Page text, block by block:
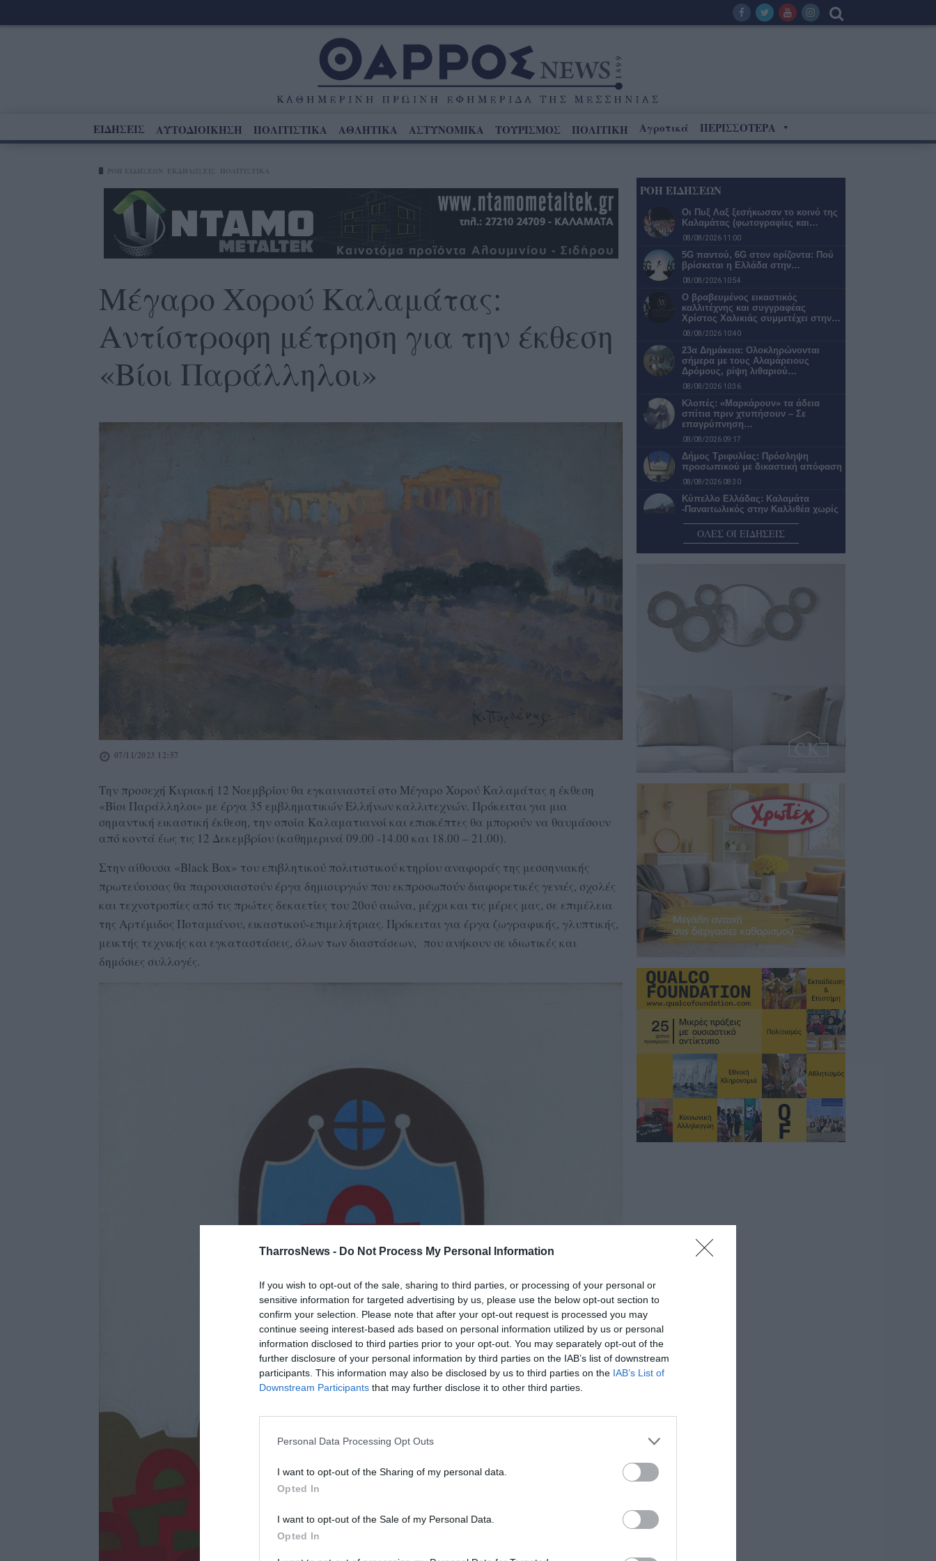
TharrosNews - Do Not Process My Personal Information
If you wish to opt-out of the sale, sharing to third parties, or processing of your personal or
sensitive information for targeted advertising by us, please use the below opt-out section to
confirm your selection. Please note that after your opt-out request is processed you may
continue seeing interest-based ads based on personal information utilized by us or personal
information disclosed to third parties prior to your opt-out. You may separately opt-out of the
further disclosure of your personal information by third parties on the IAB’s list of downstream
participants. This information may also be disclosed by us to third parties on the IAB’s List of
Downstream Participants that may further disclose it to other third parties.
Personal Data Processing Opt Outs
I want to opt-out of the Sharing of my personal data.
Opted In
I want to opt-out of the Sale of my Personal Data.
Opted In
ΕΙΔΗΣΕΙΣ ΑΥΤΟΔΙΟΙΚΗΣΗ ΠΟΛΙΤΙΣΤΙΚΑ ΑΘΛΗΤΙΚΑ ΑΣΤΥΝΟΜΙΚΑ ΤΟΥΡΙΣΜΟΣ ΠΟΛΙΤΙΚΗ Αγροτικά ΠΕΡΙΣΣΟΤΕΡΑ
Μέγαρο Χορού Καλαμάτας:
Αντίστροφη μέτρηση για την έκθεση
«Βίοι Παράλληλοι»
07/11/2023 12:57
Την προσεχή Κυριακή 12 Νοεμβρίου θα εγκαινιαστεί στο Μέγαρο Χορού Καλαμάτας η έκθεση
«Βίοι Παράλληλοι» με έργα 35 εμβληματικών Ελλήνων καλλιτεχνών. Πρόκειται για μια
σημαντική εικαστική έκθεση, την οποία Καλαματιανοί και επισκέπτες θα μπορούν να θαυμάσουν
από κοντά έως τις 12 Δεκεμβρίου (καθημερινά 09.00 -14.00 και 18.00 – 21.00).
Στην αίθουσα «Black Box» του επιβλητικού πολιτιστικού κτηρίου αναφοράς της μεσσηνιακής
πρωτεύουσας θα παρουσιαστούν έργα δημιουργών που εκπροσωπούν διαφορετικές γενιές, σχολές
και τεχνοτροπίες από τις πρώτες δεκαετίες του 20ού αιώνα, μέχρι και τις μέρες μας, σε επιμέλεια
της Αρτέμιδος Ποταμιάνου, εικαστικού-επιμελήτριας. Πρόκειται για έργα ζωγραφικής, γλυπτικής,
μεικτής τεχνικής και εγκαταστάσεις, όλων των διαστάσεων, που ανήκουν σε ιδιωτικές και
δημόσιες συλλογές.
ΡΟΗ ΕΙΔΗΣΕΩΝ
Οι Πυξ Λαξ ξεσήκωσαν το κοινό της
Καλαμάτας (φωτογραφίες και…
08/08/2026 11:00
5G παντού, 6G στον ορίζοντα: Πού
βρίσκεται η Ελλάδα στην…
08/08/2026 10:54
Ο βραβευμένος εικαστικός
καλλιτέχνης και συγγραφέας
Χρίστος Χαλικιάς συμμετέχει στην…
08/08/2026 10:40
23α Δημάκεια: Ολοκληρώνονται
σήμερα με τους Αλαμάρειους
Δρόμους, ρίψη λιθαριού…
08/08/2026 10:36
Κλοπές: «Μαρκάρουν» τα άδεια
σπίτια πριν χτυπήσουν – Σε
επαγρύπνηση…
08/08/2026 09:17
Δήμος Τριφυλίας: Πρόσληψη
προσωπικού με δικαστική απόφαση
08/08/2026 08:30
Κύπελλο Ελλάδας: Καλαμάτα
-Παναιτωλικός στην Καλλιθέα χωρίς
08/08/2026 08:15
Ο καιρός σήμερα Σάββατο στην
Νέα πρόσκληση για έργα ύδρευσης
και άρδευσης στην Πελοπόννησο
07/08/2026 22:02
ΟΛΕΣ ΟΙ ΕΙΔΗΣΕΙΣ